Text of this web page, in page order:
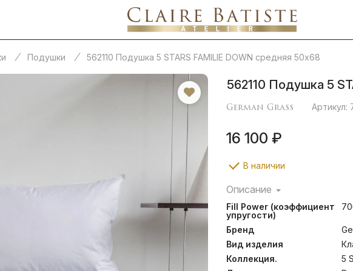
Подушки 562110 Подушка 5 STARS FAMILIE DOWN средняя 50х68
562110 Подушка 5
German Grass Артикул:
16 100 ₽
В наличии
Описание
Коллекция подушек,
заказов, создана для
путешествия даже после
плетения и
«Экстра» увеличивают
повышенных
температуре до 30°С.
Fill Power (коэффициент
упругости)
Бренд
Вид изделия
Коллекция.
5